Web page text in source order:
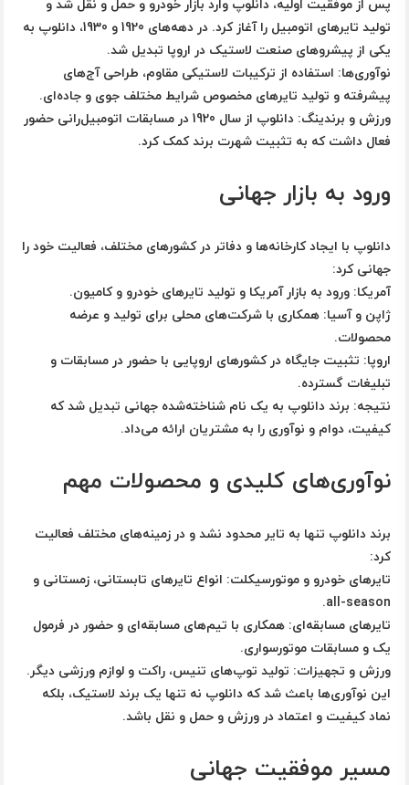
تولید تایرهای اتومبیل
را آغاز کرد. در دهه‌های 1920 و 1930، دانلوپ به
یکی از پیشروهای صنعت لاستیک در اروپا تبدیل شد.
نوآوری‌ها: استفاده از ترکیبات لاستیکی مقاوم، طراحی آج‌های
پیشرفته و تولید تایرهای مخصوص شرایط مختلف جوی و جاده‌ای.
ورزش و برندینگ:
دانلوپ از سال 1920 در مسابقات اتومبیل‌رانی حضور
فعال داشت که به تثبیت شهرت برند کمک کرد.
ورود به بازار جهانی
دانلوپ با ایجاد کارخانه‌ها و دفاتر در کشورهای مختلف، فعالیت خود را
جهانی کرد:
آمریکا: ورود به بازار آمریکا و تولید تایرهای خودرو و کامیون.
ژاپن و آسیا: همکاری با شرکت‌های محلی برای تولید و عرضه
محصولات.
اروپا: تثبیت جایگاه در کشورهای اروپایی با حضور در مسابقات و
تبلیغات گسترده.
نتیجه: برند دانلوپ به یک نام شناخته‌شده جهانی تبدیل شد که
کیفیت، دوام و نوآوری را به مشتریان ارائه می‌داد.
نوآوری‌های کلیدی و محصولات مهم
برند دانلوپ تنها به تایر محدود نشد و در زمینه‌های مختلف فعالیت
کرد:
تایرهای خودرو و موتورسیکلت: انواع تایرهای تابستانی، زمستانی و
all-season.
تایرهای مسابقه‌ای: همکاری با تیم‌های مسابقه‌ای و حضور در فرمول
یک و مسابقات موتورسواری.
ورزش و تجهیزات: تولید توپ‌های تنیس، راکت و لوازم ورزشی دیگر.
این نوآوری‌ها باعث شد که دانلوپ نه تنها یک برند لاستیک، بلکه
نماد کیفیت و اعتماد در ورزش و حمل و نقل باشد.
مسیر موفقیت جهانی